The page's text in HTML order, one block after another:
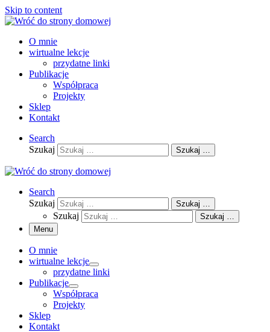
Skip to content
O mnie
wirtualne lekcje
przydatne linki
Publikacje
Współpraca
Projekty
Sklep
Kontakt
Search
Szukaj
Szukaj …
Search
Szukaj
Szukaj …
Szukaj
Szukaj …
Menu
O mnie
wirtualne lekcje
przydatne linki
Publikacje
Współpraca
Projekty
Sklep
Kontakt